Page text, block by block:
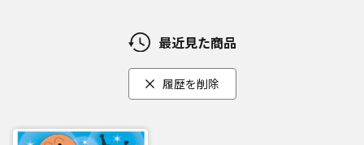
最近見た商品
履歴を削除